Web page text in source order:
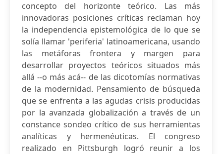
concepto del horizonte teórico. Las más
innovadoras posiciones críticas reclaman hoy
la independencia epistemológica de lo que se
solía llamar 'periferia' latinoamericana, usando
las metáforas frontera y margen para
desarrollar proyectos teóricos situados más
allá --o más acá-- de las dicotomías normativas
de la modernidad. Pensamiento de búsqueda
que se enfrenta a las agudas crisis producidas
por la avanzada globalización a través de un
constance sondeo crítico de sus herramientas
analíticas y hermenéuticas. El congreso
realizado en Pittsburgh logró reunir a los